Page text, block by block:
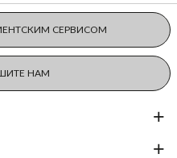
СЕРВИСОМ
НАМ